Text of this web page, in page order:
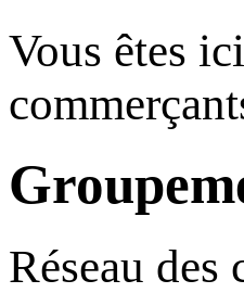
Vous êtes ici
Réseau des